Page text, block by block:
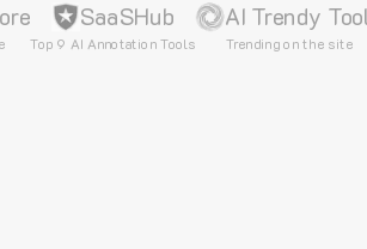
SaaSHub
Top 9 AI Annotation Tools
AI Trendy
Trending on the site